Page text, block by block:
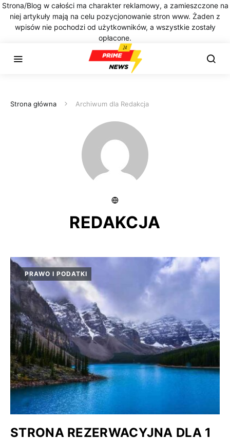
Strona/Blog w całości ma charakter reklamowy, a zamieszczone na
niej artykuły mają na celu pozycjonowanie stron www. Żaden z
wpisów nie pochodzi od użytkowników, a wszystkie zostały
opłacone.
Strona główna Archiwum dla Redakcja
REDAKCJA
PRAWO I PODATKI
STRONA REZERWACYJNA DLA 1